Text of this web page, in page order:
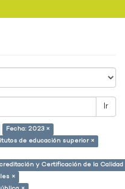
Ir
Fecha: 2023 ×
de educación superior ×
y Certificación de la
×